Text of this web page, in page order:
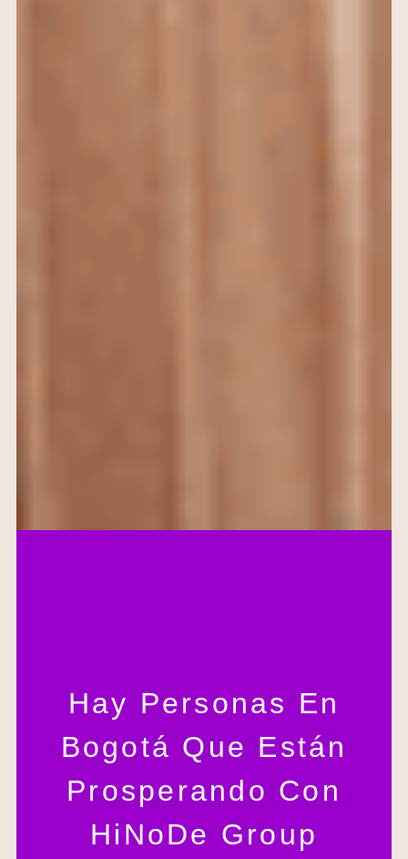
Hay Personas En
Bogotá Que Están
Prosperando Con
HiNoDe Group